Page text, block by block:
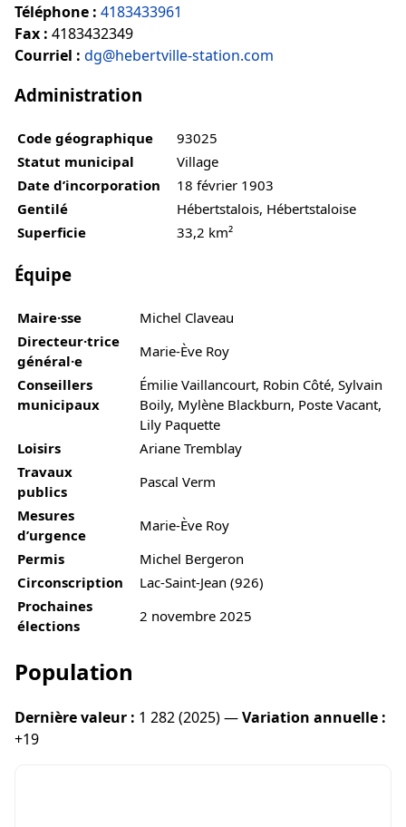
Téléphone : 4183433961
Fax : 4183432349
Courriel : dg@hebertville-station.com
Administration
Code géographique
93025
Statut municipal
Village
Date d’incorporation
18 février 1903
Gentilé
Hébertstalois, Hébertstaloise
Superficie
33,2 km²
Équipe
Maire·sse
Michel Claveau
Directeur·trice
général·e
Marie-Ève Roy
Conseillers
municipaux
Émilie Vaillancourt, Robin Côté, Sylvain
Boily, Mylène Blackburn, Poste Vacant,
Lily Paquette
Loisirs
Ariane Tremblay
Travaux
publics
Pascal Verm
Mesures
d’urgence
Marie-Ève Roy
Permis
Michel Bergeron
Circonscription
Lac-Saint-Jean (926)
Prochaines
élections
2 novembre 2025
Population
Dernière valeur : 1 282 (2025) —Variation annuelle :
+19